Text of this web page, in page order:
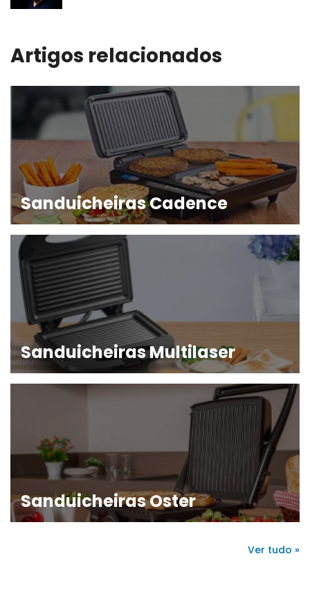
Artigos relacionados
Sanduicheiras Cadence
Sanduicheiras Multilaser
Sanduicheiras Oster
Ver tudo »